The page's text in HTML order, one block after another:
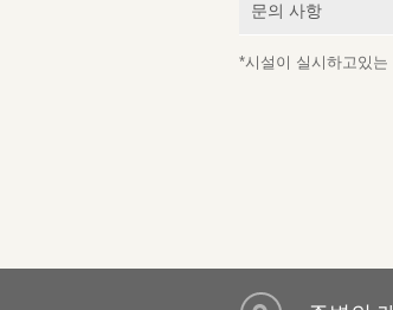
문의 사항
*시설이 실시하고있